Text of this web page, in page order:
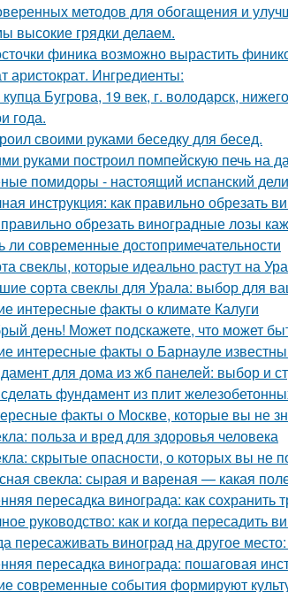
методов для обогащения и
высокие грядки делаем.
финика возможно вырастить
аристократ. Ингредиенты:
Бугрова, 19 век, г. володарск,
года.
своими руками беседку для бесед.
руками построил помпейскую печь на
помидоры - настоящий испанский
инструкция: как правильно обрезать
обрезать виноградные лозы
ли современные достопримечательности
свеклы, которые идеально растут на
сорта свеклы для Урала: выбор для
интересные факты о климате Калуги
день! Может подскажете, что может
интересные факты о Барнауле
для дома из жб панелей: выбор и
фундамент из плит
факты о Москве, которые вы не
польза и вред для здоровья человека
скрытые опасности, о которых вы не
свекла: сырая и вареная — какая
пересадка винограда: как сохранить
руководство: как и когда пересадить
пересаживать виноград на другое
пересадка винограда: пошаговая
современные события формируют